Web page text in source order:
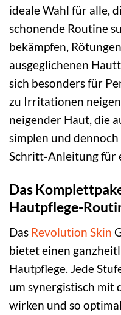
ideale Wahl für alle,
schonende Routine
bekämpfen,
ausgeglichenen
sich besonders für
zu Irritationen
neigender Haut, die
simplen und
Schritt-Anleitung für
Das
Hautpflege-
Das Revolution Skin
bietet einen
Hautpflege. Jede
um synergistisch mit
wirken und so